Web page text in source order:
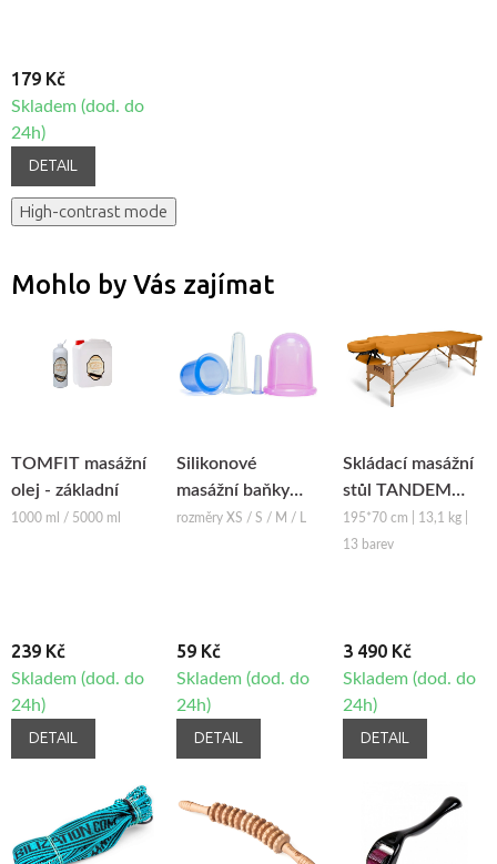
179 Kč
Skladem (dod. do
24h)
DETAIL
High-contrast mode
Mohlo by Vás zajímat
TOMFIT masážní
olej - základní
1000 ml / 5000 ml
239 Kč
Skladem (dod. do
24h)
DETAIL
Silikonové
masážní baňky
Fabulo Bell
rozměry XS / S / M / L
59 Kč
Skladem (dod. do
24h)
DETAIL
Skládací masážní
stůl TANDEM
Basic-2
195*70 cm | 13,1 kg |
13 barev
3 490 Kč
Skladem (dod. do
24h)
DETAIL